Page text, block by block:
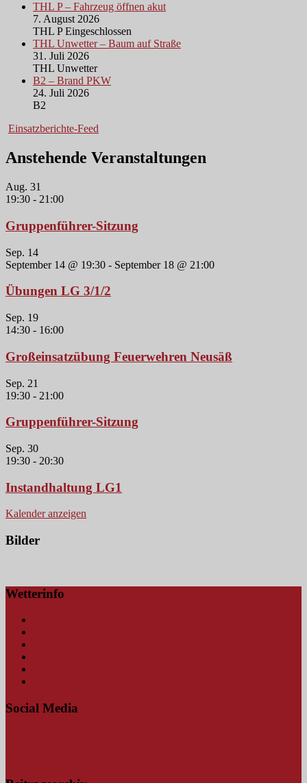
THL P – Fahrzeug öffnen akut
7. August 2026
THL P Eingeschlossen
THL Unwetter – Baum auf Straße
31. Juli 2026
THL Unwetter
B2 – Brand PKW
24. Juli 2026
B2
Einsatzberichte-Feed
Anstehende Veranstaltungen
Aug. 31
19:30 - 21:00
Gruppenführer-Sitzung
Sep. 14
September 14 @ 19:30 - September 18 @ 21:00
Übungen LG 3/1/2
Sep. 19
14:30 - 16:00
Großeinsatzübung Feuerwehren Neusäß
Sep. 21
19:30 - 21:00
Gruppenführer-Sitzung
Sep. 30
19:30 - 20:30
Instandhaltung LG1
Kalender anzeigen
Bilder
Wetterinfo
Social Media